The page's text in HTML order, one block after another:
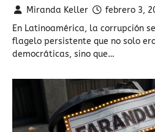
Miranda Keller
febrero 3,
En Latinoamérica, la corrupción
flagelo persistente que no solo
democráticas, sino que…